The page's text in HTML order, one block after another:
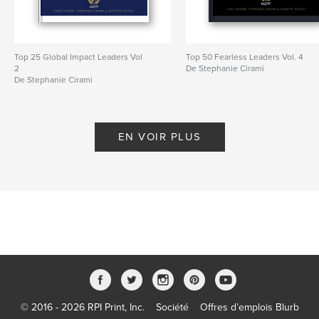
Top 25 Global Impact Leaders Vol
2
De Stephanie Cirami
Top 50 Fearless Leaders Vol. 4
De Stephanie Cirami
EN VOIR PLUS
© 2016 - 2026 RPI Print, Inc. Société Offres d’emplois Blurb